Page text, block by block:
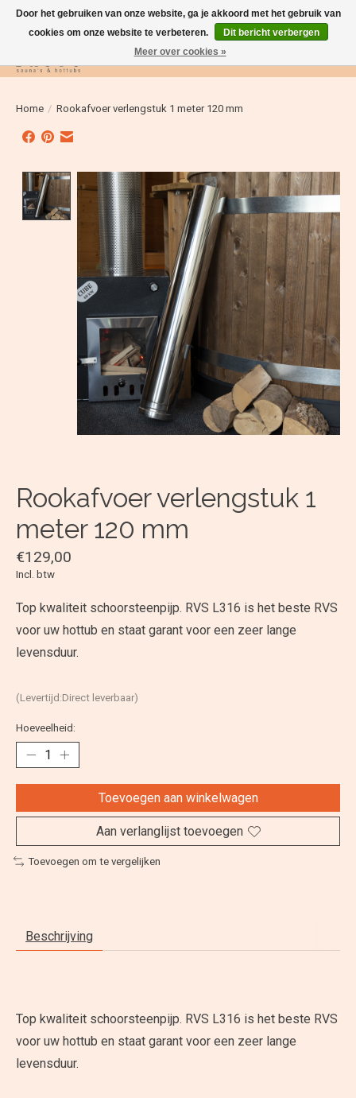
Verlanglijst
Home / Rookafvoer verlengstuk 1 meter 120 mm
Product image slideshow Items
Rookafvoer verlengstuk 1
meter 120 mm
€129,00
Incl. btw
Top kwaliteit schoorsteenpijp. RVS L316 is het beste RVS
voor uw hottub en staat garant voor een zeer lange
levensduur.
(Levertijd:Direct leverbaar)
Hoeveelheid:
Toevoegen aan winkelwagen
Aan verlanglijst toevoegen
Toevoegen om te vergelijken
Beschrijving
Top kwaliteit schoorsteenpijp. RVS L316 is het beste RVS
voor uw hottub en staat garant voor een zeer lange
levensduur.
Door het gebruiken van onze website, ga je akkoord met het gebruik van
cookies om onze website te verbeteren.
Dit bericht verbergen
Meer over cookies »